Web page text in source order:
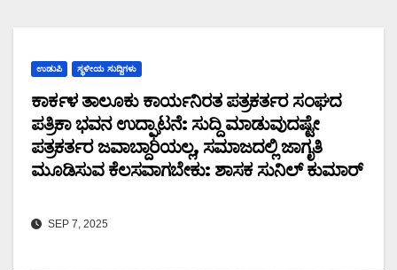
ಉಡುಪಿ ಸ್ಥಳೀಯ ಸುದ್ದಿಗಳು
ಕಾರ್ಕಳ ತಾಲೂಕು ಕಾರ್ಯನಿರತ ಪತ್ರಕರ್ತರ ಸಂಘದ
ಪತ್ರಿಕಾ ಭವನ ಉದ್ಘಾಟನೆ: ಸುದ್ದಿ ಮಾಡುವುದಷ್ಟೇ
ಪತ್ರಕರ್ತರ ಜವಾಬ್ದಾರಿಯಲ್ಲ, ಸಮಾಜದಲ್ಲಿ ಜಾಗೃತಿ
ಮೂಡಿಸುವ ಕೆಲಸವಾಗಬೇಕು: ಶಾಸಕ ಸುನಿಲ್ ಕುಮಾರ್
SEP 7, 2025